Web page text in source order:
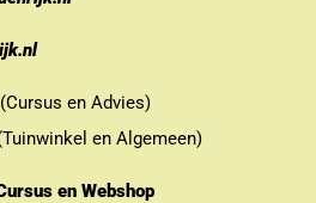
en Advies)
en Algemeen)
en Webshop